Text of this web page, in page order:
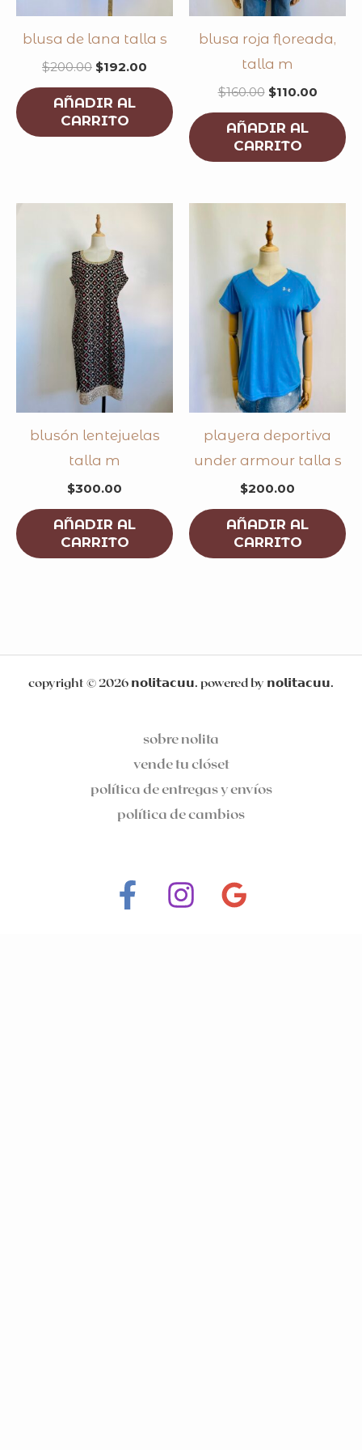
blusa de lana talla s
$200.00 $192.00
AÑADIR AL
CARRITO
blusa roja floreada,
talla m
$160.00 $110.00
AÑADIR AL
CARRITO
blusón lentejuelas
talla m
$300.00
AÑADIR AL
CARRITO
playera deportiva
under armour talla s
$200.00
AÑADIR AL
CARRITO
copyright © 2026 𝗻𝗼𝗹𝗶𝘁𝗮𝗰𝘂𝘂. powered by 𝗻𝗼𝗹𝗶𝘁𝗮𝗰𝘂𝘂.
sobre nolita
vende tu clóset
política de entregas y envíos
política de cambios